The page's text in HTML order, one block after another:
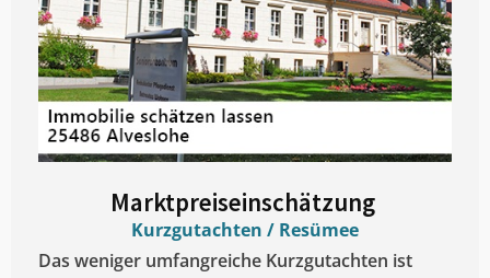
Marktpreiseinschätzung ​
Kurzgutachten / Resümee
Das weniger umfangreiche Kurzgutachten ist